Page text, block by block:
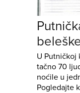
U Putničkoj
tačno 70
noćile u
Pogledajte